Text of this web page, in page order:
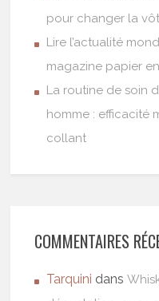
pour changer la
Lire l’actualité
magazine papier
La routine de soin
homme : efficacité
collant
COMMENTAIRES
Tarquini dans